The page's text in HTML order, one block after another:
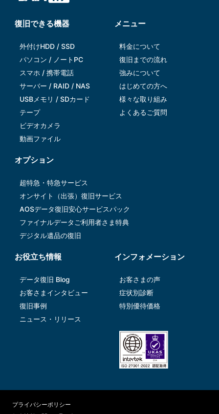
復旧できる機器
外付けHDD / SSD
パソコン / ノートPC
スマホ / 携帯電話
サーバー / RAID / NAS
USBメモリ / SDカード
テープ
ビデオカメラ
動画ファイル
メニュー
料金について
復旧までの流れ
強みについて
はじめての方へ
様々な取り組み
よくあるご質問
オプション
超特急・特急サービス
オンサイト（出張）復旧サービス
AOSデータ復旧安⼼サービスパック
ファイナルデータご利⽤者さま特典
デジタル遺品の復旧
お役立ち情報
データ復旧 Blog
お客さまインタビュー
復旧事例
ニュース・リリース
インフォメーション
お客さまの声
症状別診断
特別優待価格
プライバシーポリシー